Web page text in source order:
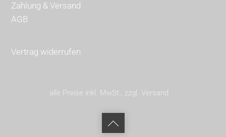
Zahlung & Versand
AGB
Vertrag widerrufen
Back
alle Preise inkl. MwSt., zzgl. Versand